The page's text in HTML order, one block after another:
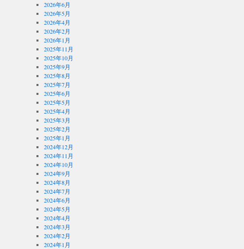
2026年6月
2026年5月
2026年4月
2026年2月
2026年1月
2025年11月
2025年10月
2025年9月
2025年8月
2025年7月
2025年6月
2025年5月
2025年4月
2025年3月
2025年2月
2025年1月
2024年12月
2024年11月
2024年10月
2024年9月
2024年8月
2024年7月
2024年6月
2024年5月
2024年4月
2024年3月
2024年2月
2024年1月